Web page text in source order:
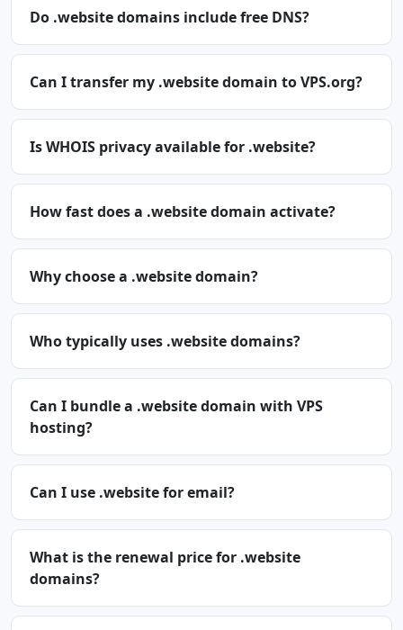
Do .website domains include free DNS?
Can I transfer my .website domain to VPS.org?
Is WHOIS privacy available for .website?
How fast does a .website domain activate?
Why choose a .website domain?
Who typically uses .website domains?
Can I bundle a .website domain with VPS
hosting?
Can I use .website for email?
What is the renewal price for .website
domains?